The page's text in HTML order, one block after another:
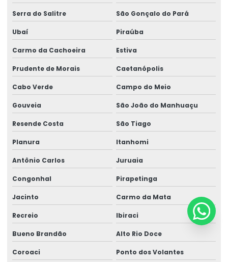
Serra do Salitre São Gonçalo do Pará
Ubaí Piraúba
Carmo da Cachoeira Estiva
Prudente de Morais Caetanópolis
Cabo Verde Campo do Meio
Gouveia São João do Manhuaçu
Resende Costa São Tiago
Planura Itanhomi
Antônio Carlos Juruaia
Congonhal Pirapetinga
Jacinto Carmo da Mata
Recreio Ibiraci
Bueno Brandão Alto Rio Doce
Coroaci Ponto dos Volantes